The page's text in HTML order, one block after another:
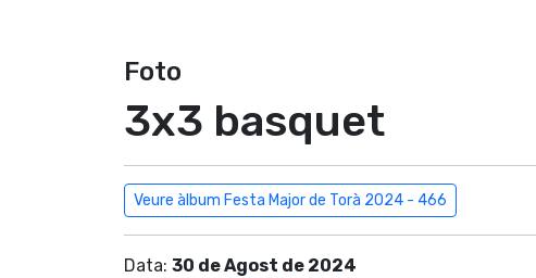
Foto
3x3 basquet
Veure àlbum Festa Major de Torà 2024 - 466
Data: 30 de Agost de 2024